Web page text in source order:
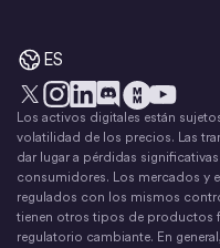
ES
X Instagram
LinkedIn
Discord
El YouTube
Los activos digitales están
volatilidad de los precios. Las
dar lugar a pérdidas
consumidores. Los mercados y
regulados con los mismos
tienen otros tipos de productos
regulatorio cambiante. En